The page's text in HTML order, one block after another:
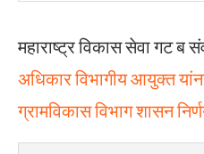
महाराष्ट्र विकास सेवा गट ब
अधिकार विभागीय आयुक्त
ग्रामविकास विभाग शासन